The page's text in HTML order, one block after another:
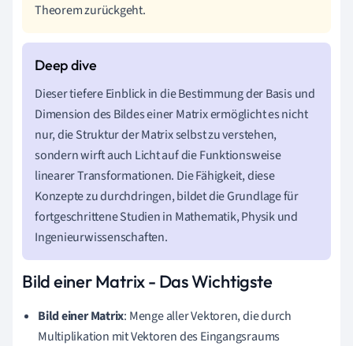
Theorem zurückgeht.
Dieser tiefere Einblick in die Bestimmung der Basis und
Dimension des Bildes einer Matrix ermöglicht es nicht
nur, die Struktur der Matrix selbst zu verstehen,
sondern wirft auch Licht auf die Funktionsweise
linearer Transformationen. Die Fähigkeit, diese
Konzepte zu durchdringen, bildet die Grundlage für
fortgeschrittene Studien in Mathematik, Physik und
Ingenieurwissenschaften.
Bild einer Matrix - Das Wichtigste
Bild einer Matrix: Menge aller Vektoren, die durch
Multiplikation mit Vektoren des Eingangsraums